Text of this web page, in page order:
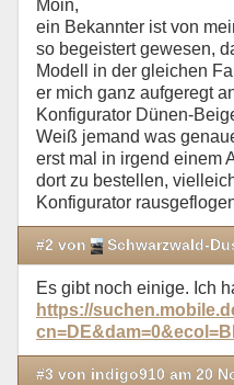
Moin,
ein Bekannter ist von
so begeistert gewesen,
Modell in der gleichen
er mich ganz aufgeregt
Konfigurator Dünen-
Weiß jemand was
erst mal in irgend einem
dort zu bestellen,
Konfigurator
#2 von Schwarzwald-
Es gibt noch einige. Ich
https://
#3 von indigo910 am 20